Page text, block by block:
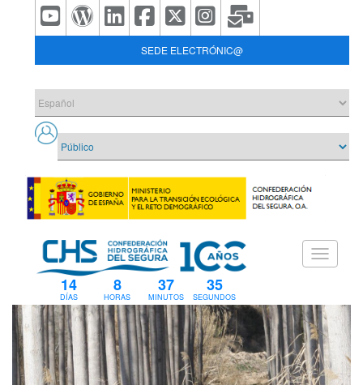
SEDE ELECTRÓNIC@
14
DÍAS
8
HORAS
37
MINUTOS
35
SEGUNDOS